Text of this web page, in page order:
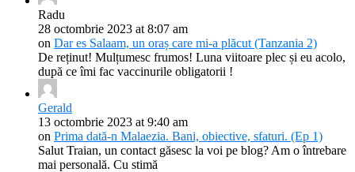
Radu
28 octombrie 2023 at 8:07 am
on Dar es Salaam, un oraș care mi-a plăcut (Tanzania 2)
De reținut! Mulțumesc frumos! Luna viitoare plec și eu acolo,
după ce îmi fac vaccinurile obligatorii !
Gerald
13 octombrie 2023 at 9:40 am
on Prima dată-n Malaezia. Bani, obiective, sfaturi. (Ep 1)
Salut Traian, un contact găsesc la voi pe blog? Am o întrebare
mai personală. Cu stimă